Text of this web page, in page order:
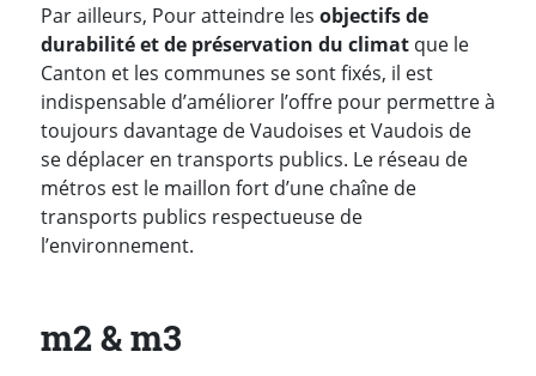
Par ailleurs, Pour atteindre les objectifs de
durabilité et de préservation du climat que le
Canton et les communes se sont fixés, il est
indispensable d’améliorer l’offre pour permettre à
toujours davantage de Vaudoises et Vaudois de
se déplacer en transports publics. Le réseau de
métros est le maillon fort d’une chaîne de
transports publics respectueuse de
l’environnement.
m2 & m3